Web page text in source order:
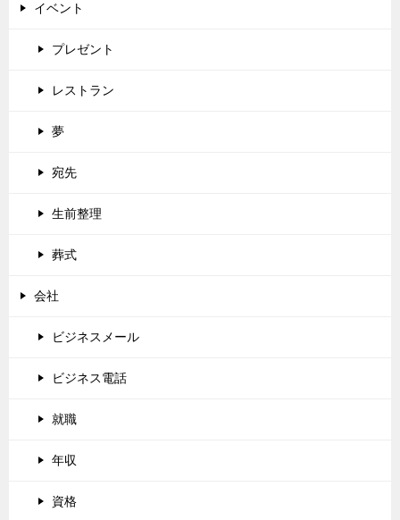
イベント
プレゼント
レストラン
夢
宛先
生前整理
葬式
会社
ビジネスメール
ビジネス電話
就職
年収
資格